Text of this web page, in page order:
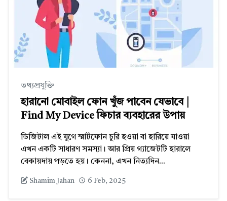
তথ্যপ্রযুক্তি
হারানো মোবাইল ফোন খুঁজ পাবেন যেভাবে |
Find My Device ফিচার ব্যবহারের উপায়
ডিজিটাল এই যুগে স্মার্টফোন চুরি হওয়া বা হারিয়ে যাওয়া
এখন একটি সাধারণ সমস্যা। আর প্রিয় গ্যাজেটটি হারালে
বেকায়দায় পড়তে হয়। কেননা, এখন নিত্যদিন...
Shamim Jahan 6 Feb, 2025